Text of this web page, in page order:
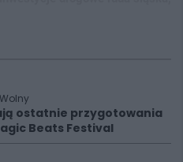
ostatnie przygotowania
Beats Festival